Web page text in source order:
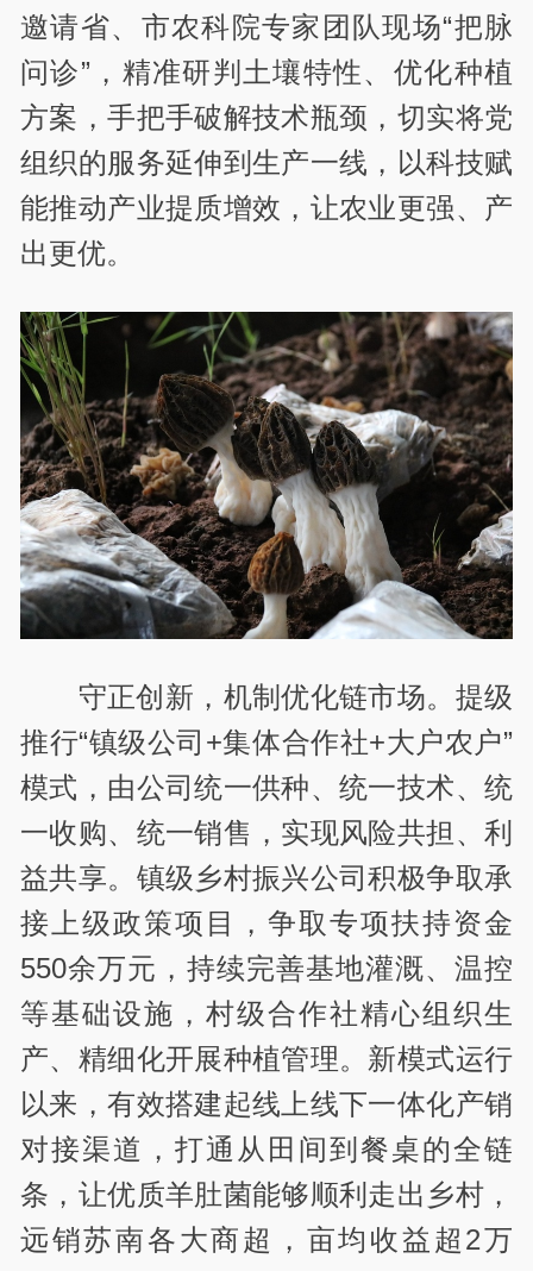
邀请省、市农科院专家团队现场“把脉
问诊”，精准研判土壤特性、优化种植
方案，手把手破解技术瓶颈，切实将党
组织的服务延伸到生产一线，以科技赋
能推动产业提质增效，让农业更强、产
出更优。
守正创新，机制优化链市场。提级
推行“镇级公司+集体合作社+大户农户”
模式，由公司统一供种、统一技术、统
一收购、统一销售，实现风险共担、利
益共享。镇级乡村振兴公司积极争取承
接上级政策项目，争取专项扶持资金
550余万元，持续完善基地灌溉、温控
等基础设施，村级合作社精心组织生
产、精细化开展种植管理。新模式运行
以来，有效搭建起线上线下一体化产销
对接渠道，打通从田间到餐桌的全链
条，让优质羊肚菌能够顺利走出乡村，
远销苏南各大商超，亩均收益超2万